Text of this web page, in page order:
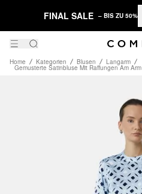
FINAL SALE – BIS ZU 50%
Home Kategorien Blusen Langarm
Gemusterte Satinbluse Mit Raffungen Am Arm